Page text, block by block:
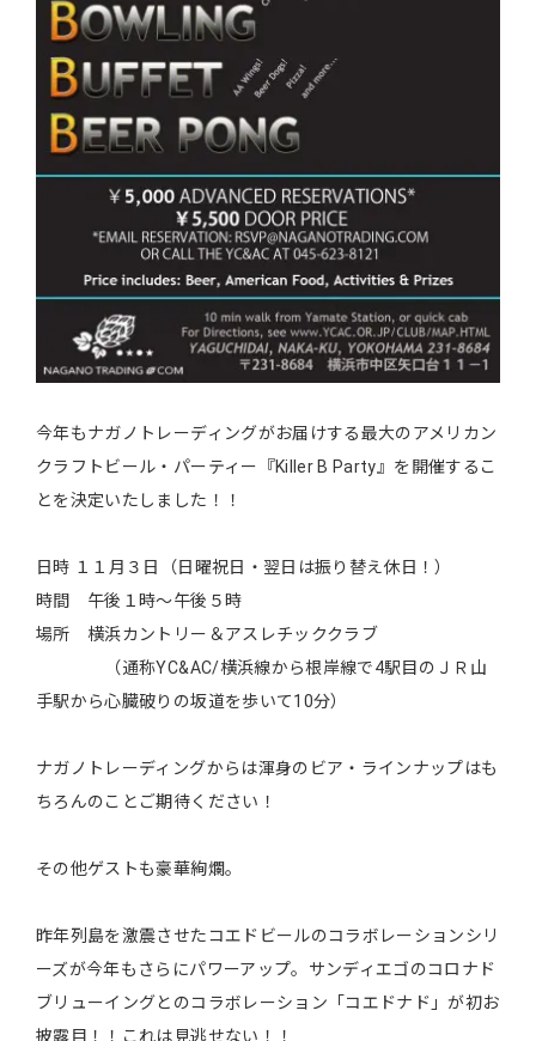
今年もナガノトレーディングがお届けする最大のアメリカン
クラフトビール・パーティー『Killer B Party』を開催するこ
とを決定いたしました！！
日時 １１月３日（日曜祝日・翌日は振り替え休日！）
時間 午後１時～午後５時
場所 横浜カントリー＆アスレチッククラブ
（通称YC&AC/横浜線から根岸線で4駅目のＪＲ山
手駅から心臓破りの坂道を歩いて10分）
ナガノトレーディングからは渾身のビア・ラインナップはも
ちろんのことご期待ください！
その他ゲストも豪華絢爛。
昨年列島を激震させたコエドビールのコラボレーションシリ
ーズが今年もさらにパワーアップ。サンディエゴのコロナド
ブリューイングとのコラボレーション「コエドナド」が初お
披露目！！これは見逃せない！！